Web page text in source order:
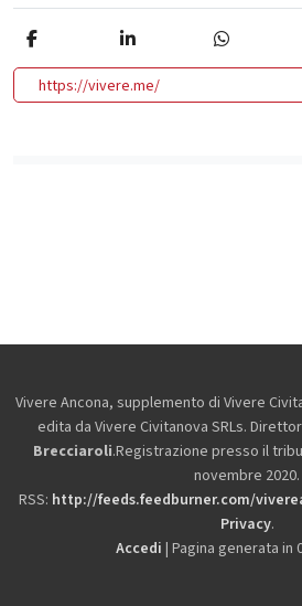
https://vivere.me/
Vivere Ancona, supplemento di Vivere
edita da Vivere Civitanova SRLs.
Brecciaroli.Registrazione presso il
novembre 2020.
RSS: http://feeds.feedburner.com/
Privacy.
Accedi | Pagina generata in